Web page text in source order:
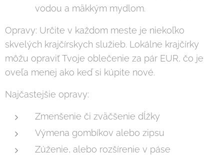
vodou a mäkkým mydlom.
Opravy: Určite v každom meste je niekoľko
skvelých krajčírskych služieb. Lokálne krajčírky
môžu opraviť Tvoje oblečenie za pár EUR, čo je
oveľa menej ako keď si kúpite nové.
Najčastejšie opravy:
Zmenšenie či zväčšenie dĺžky
Výmena gombíkov alebo zipsu
Zúženie, alebo rozšírenie v páse